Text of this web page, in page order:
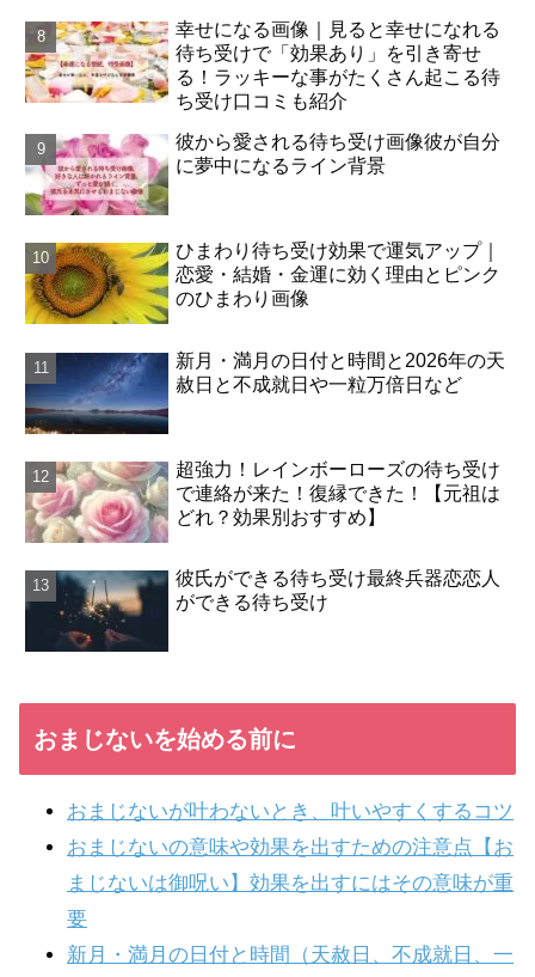
幸せになる画像｜見ると幸せになれる
待ち受けで「効果あり」を引き寄せ
る！ラッキーな事がたくさん起こる待
ち受け口コミも紹介
彼から愛される待ち受け画像彼が自分
に夢中になるライン背景
ひまわり待ち受け効果で運気アップ｜
恋愛・結婚・金運に効く理由とピンク
のひまわり画像
新月・満月の日付と時間と2026年の天
赦日と不成就日や一粒万倍日など
超強力！レインボーローズの待ち受け
で連絡が来た！復縁できた！【元祖は
どれ？効果別おすすめ】
彼氏ができる待ち受け最終兵器恋恋人
ができる待ち受け
おまじないを始める前に
おまじないが叶わないとき、叶いやすくするコツ
おまじないの意味や効果を出すための注意点【お
まじないは御呪い】効果を出すにはその意味が重
要
新月・満月の日付と時間（天赦日、不成就日、一